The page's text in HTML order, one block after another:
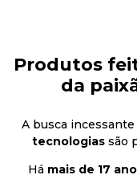
Produtos
da
A busca
tecnologiassão
Há mais de 17